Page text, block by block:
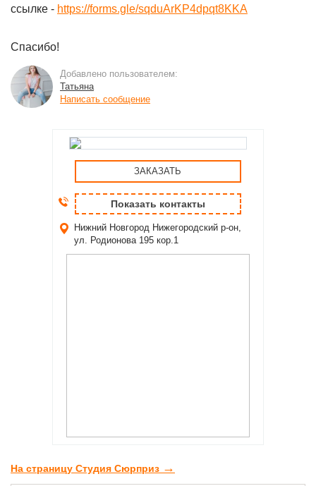
ссылке - https://forms.gle/sqduArKP4dpqt8KKA
Спасибо!
Добавлено пользователем:
Татьяна
Написать сообщение
ЗАКАЗАТЬ
Показать контакты
Нижний Новгород Нижегородский р-он,
ул. Родионова 195 кор.1
На страницу Студия Сюрприз →